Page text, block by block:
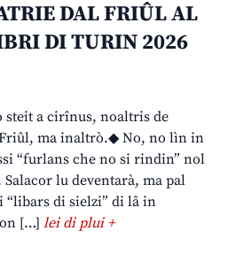
DAL FRIÛL AL
DI TURIN 2026
steit a cirînus, noaltris de
ma inaltrò.◆ No, no lìn in
“furlans che no si rindin” nol
lu deventarà, ma pal
“libars di sielzi” di lâ in
[…] lei di plui +